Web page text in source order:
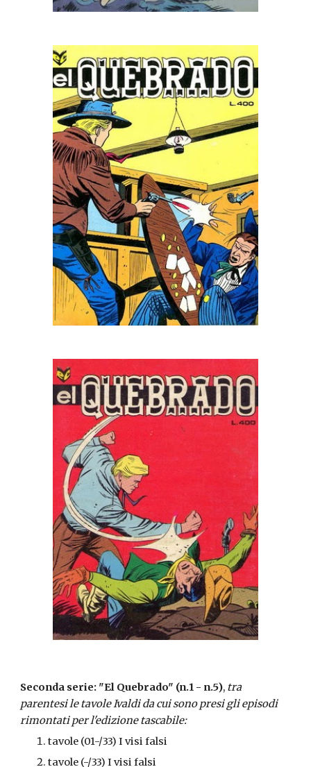
Seconda serie: "El Quebrado" (n.1 - n.5), tra
parentesi le tavole Ivaldi da cui sono presi gli episodi
rimontati per l'edizione tascabile:
tavole (01-/33) I visi falsi
tavole (-/33) I visi falsi